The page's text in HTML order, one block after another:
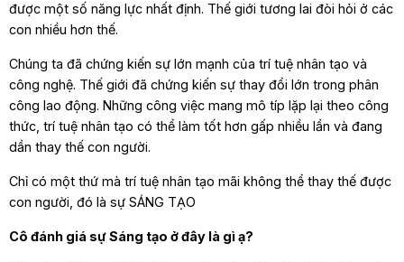
được một số năng lực nhất định. Thế giới tương lai đòi hỏi ở các
con nhiều hơn thế.
Chúng ta đã chứng kiến sự lớn mạnh của trí tuệ nhân tạo và
công nghệ. Thế giới đã chứng kiến sự thay đổi lớn trong phân
công lao động. Những công việc mang mô típ lặp lại theo công
thức, trí tuệ nhân tạo có thể làm tốt hơn gấp nhiều lần và đang
dần thay thế con người.
Chỉ có một thứ mà trí tuệ nhân tạo mãi không thể thay thế được
con người, đó là sự SÁNG TẠO
Cô đánh giá sự Sáng tạo ở đây là gì ạ?